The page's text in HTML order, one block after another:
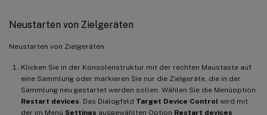
Neustarten von Zielgeräten
Neustarten von Zielgeräten
Klicken Sie in der Konsolenstruktur mit der rechten Maustaste auf
eine Sammlung oder markieren Sie nur die Zielgeräte, die in der
Sammlung neu gestartet werden sollen. Wählen Sie die Menüoption
Restart devices . Das Dialogfeld Target Device Control wird mit
der im Menü Settings ausgewählten Option Restart devices